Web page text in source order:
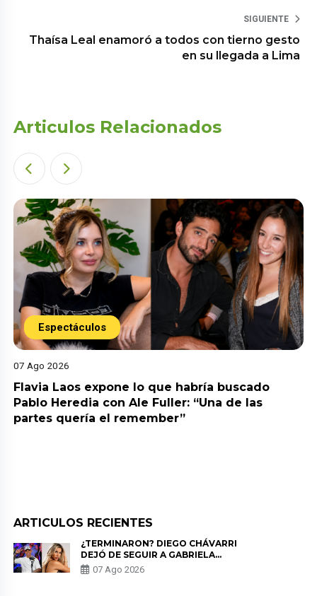
SIGUIENTE
Thaísa Leal enamoró a todos con tierno gesto
en su llegada a Lima
Articulos Relacionados
Espectáculos
07 Ago 2026
Flavia Laos expone lo que habría buscado
Pablo Heredia con Ale Fuller: “Una de las
partes quería el remember”
ARTICULOS RECIENTES
¿TERMINARON? DIEGO CHÁVARRI
DEJÓ DE SEGUIR A GABRIELA
HERRERA Y ANUNCIA SU SALIDA
DE PÓDCAST
07 Ago 2026